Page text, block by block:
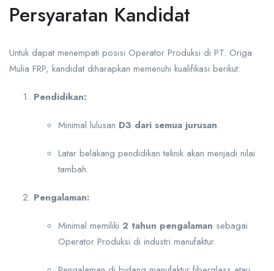
Persyaratan Kandidat
Untuk dapat menempati posisi Operator Produksi di PT. Origa
Mulia FRP, kandidat diharapkan memenuhi kualifikasi berikut:
Pendidikan:
Minimal lulusan D3 dari semua jurusan.
Latar belakang pendidikan teknik akan menjadi nilai
tambah.
Pengalaman:
Minimal memiliki 2 tahun pengalaman sebagai
Operator Produksi di industri manufaktur.